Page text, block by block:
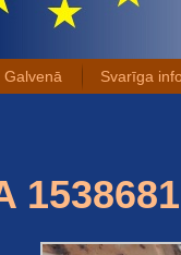
Galvenā Svarīga
1538681